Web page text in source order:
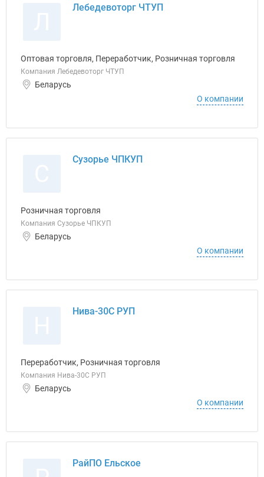
Лебедевоторг ЧТУП
Оптовая торговля, Переработчик, Розничная торговля
Компания Лебедевоторг ЧТУП
Беларусь
О компании
Сузорье ЧПКУП
Розничная торговля
Компания Сузорье ЧПКУП
Беларусь
О компании
Нива-30С РУП
Переработчик, Розничная торговля
Компания Нива-30С РУП
Беларусь
О компании
РайПО Ельское